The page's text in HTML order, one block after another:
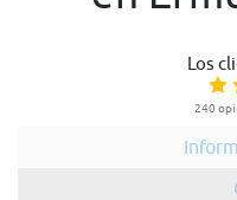
Los
240